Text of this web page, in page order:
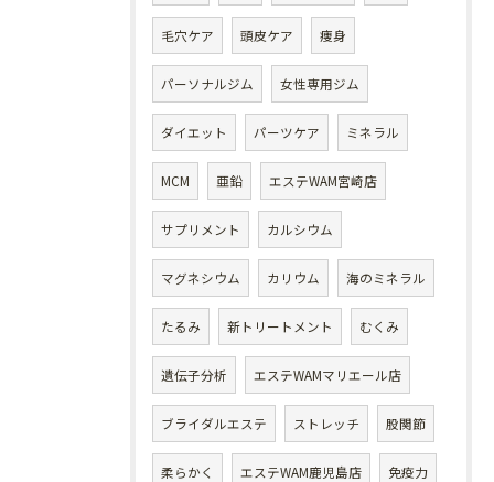
毛穴ケア 頭皮ケア 痩身
パーソナルジム 女性専用ジム
ダイエット パーツケア ミネラル
MCM 亜鉛 エステWAM宮崎店
サプリメント カルシウム
マグネシウム カリウム 海のミネラル
たるみ 新トリートメント むくみ
遺伝子分析 エステWAMマリエール店
ブライダルエステ ストレッチ 股関節
柔らかく エステWAM鹿児島店 免疫力